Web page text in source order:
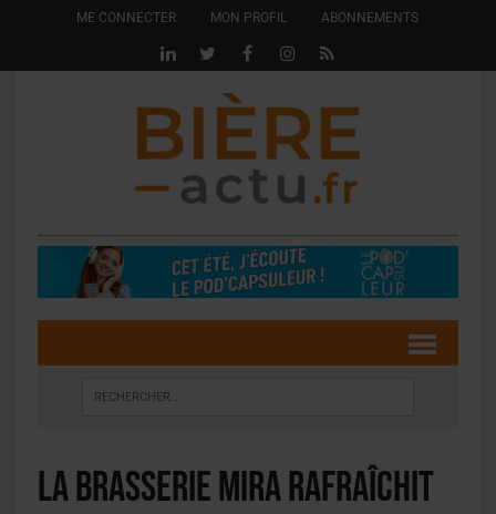
ME CONNECTER MON PROFIL ABONNEMENTS
La Brasserie Mira rafraîchit